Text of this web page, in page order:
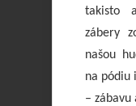
takisto
zábery
našou
na pódiu
– zábavu